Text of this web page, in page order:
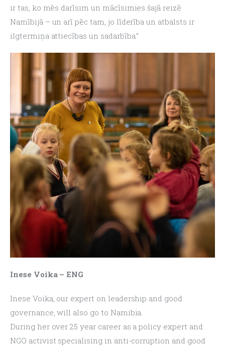
ir tas, ko mēs darīsim un mācīsimies šajā reizē
Namībijā – un arī pēc tam, jo līderība un atbalsts ir
ilgtermiņa attiecības un sadarbība.”
Inese Voika – ENG
Inese Voika, our expert on leadership and good
governance, will also go to Namibia.
During her over 25 year career as a policy expert and
NGO activist specialising in anti-corruption and good